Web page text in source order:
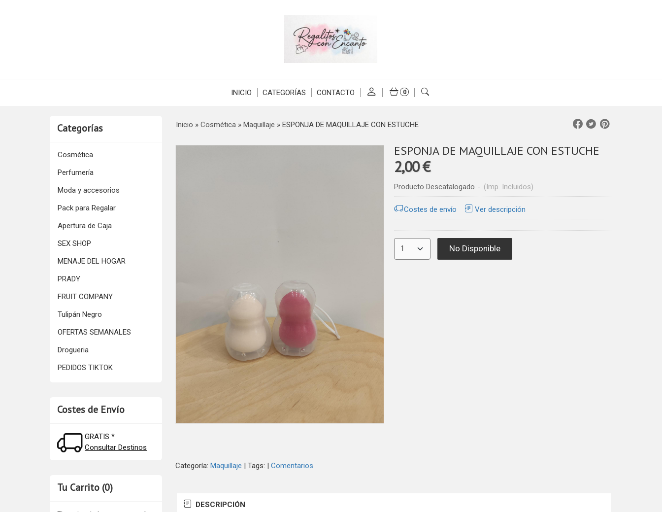
INICIO CATEGORÍAS CONTACTO 0
Categorías
Cosmética
Perfumería
Moda y accesorios
Pack para Regalar
Apertura de Caja
SEX SHOP
MENAJE DEL HOGAR
PRADY
FRUIT COMPANY
Tulipán Negro
OFERTAS SEMANALES
Drogueria
PEDIDOS TIKTOK
Costes de Envío
GRATIS *
Consultar Destinos
Tu Carrito (0)
Inicio » Cosmética» Maquillaje » ESPONJA DE MAQUILLAJE CON ESTUCHE
ESPONJA DE MAQUILLAJE CON ESTUCHE
2,00 €
Producto Descatalogado - (Imp. Incluidos)
Costes de envío Ver descripción
No Disponible
Categoría: Maquillaje | Tags: | Comentarios
DESCRIPCIÓN